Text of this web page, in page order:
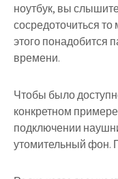
ноутбук, вы
сосредоточиться
этого понадобится
времени.
Чтобы было
конкретном
подключении
утомительный фон.